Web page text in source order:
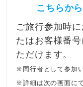
こちらか
ご旅行参加時
たはお客様番
ただけます。
※同行者として参加
※詳細は次の画面に